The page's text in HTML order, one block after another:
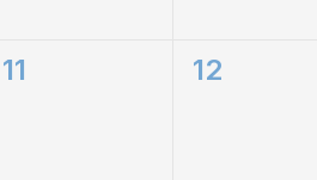
0
11
0
12